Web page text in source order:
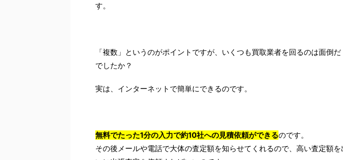
す。
「複数」というのがポイントですが、いくつも買取業者を回るのは面倒
でしたか？
実は、インターネットで簡単にできるのです。
無料でたった1分の入力で約10社への見積依頼ができるのです。
その後メールや電話で大体の査定額を知らせてくれるので、高い査定額